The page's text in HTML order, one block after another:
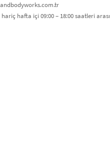
hafta içi 09:00 – 18:00 saatleri arası​